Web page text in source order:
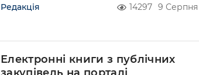
Редакція 14297 9 Серпня
Електронні книги з публічних